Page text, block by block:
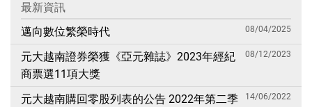
最新資訊
邁向數位繁榮時代
08/04/2025
元大越南證券榮獲《亞元雜誌》2023年經紀
商票選11項大獎
08/12/2023
元大越南購回零股列表的公告 2022年第二季
14/06/2022